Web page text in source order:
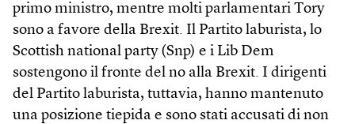
primo ministro, mentre molti parlamentari Tory
sono a favore della Brexit. Il Partito laburista, lo
Scottish national party (Snp) e i Lib Dem
sostengono il fronte del no alla Brexit. I dirigenti
del Partito laburista, tuttavia, hanno mantenuto
una posizione tiepida e sono stati accusati di non